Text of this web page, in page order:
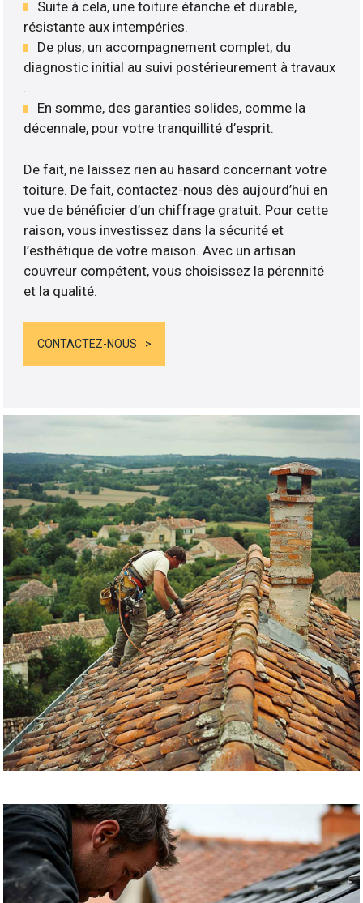
Suite à cela, une toiture étanche et durable,
résistante aux intempéries.
De plus, un accompagnement complet, du
diagnostic initial au suivi postérieurement à travaux
..
En somme, des garanties solides, comme la
décennale, pour votre tranquillité d’esprit.
De fait, ne laissez rien au hasard concernant votre
toiture. De fait, contactez-nous dès aujourd’hui en
vue de bénéficier d’un chiffrage gratuit. Pour cette
raison, vous investissez dans la sécurité et
l’esthétique de votre maison. Avec un artisan
couvreur compétent, vous choisissez la pérennité
et la qualité.
CONTACTEZ-NOUS